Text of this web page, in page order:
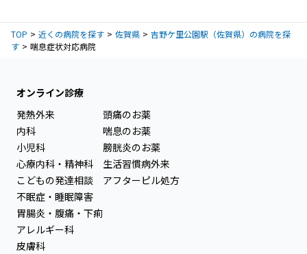
TOP 近くの病院を探す 佐賀県
吉野ケ里公園駅（佐賀県）の病院を探
す
喘息症状対応病院
オンライン診療
発熱外来
内科
小児科
心療内科・精神科
こどもの発達相談
不眠症・睡眠障害
胃腸炎・腹痛・下痢
アレルギー科
皮膚科
頭痛のお薬
喘息のお薬
膀胱炎のお薬
生活習慣病外来
アフターピル処方